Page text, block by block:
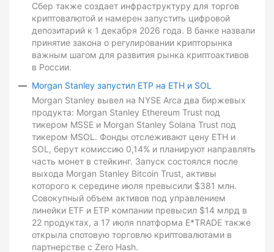
Сбер также создает инфраструктуру для торгов
криптовалютой и намерен запустить цифровой
депозитарий к 1 декабря 2026 года. В банке назвали
принятие закона о регулировании крипторынка
важным шагом для развития рынка криптоактивов
в России.
Morgan Stanley запустил ETP на ETH и SOL
Morgan Stanley вывел на NYSE Arca два биржевых
продукта: Morgan Stanley Ethereum Trust под
тикером MSSE и Morgan Stanley Solana Trust под
тикером MSOL. Фонды отслеживают цену ETH и
SOL, берут комиссию 0,14% и планируют направлять
часть монет в стейкинг. Запуск состоялся после
выхода Morgan Stanley Bitcoin Trust, активы
которого к середине июля превысили $381 млн.
Совокупный объем активов под управлением
линейки ETF и ETP компании превысил $14 млрд в
22 продуктах, а 17 июля платформа E*TRADE также
открыла спотовую торговлю криптовалютами в
партнерстве с Zero Hash.